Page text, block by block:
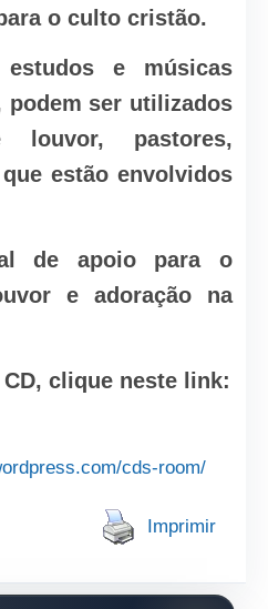
o culto cristão.
e músicas
podem ser utilizados
pastores,
estão envolvidos
de apoio para o
e adoração na
clique neste link:
cds-room/
Imprimir